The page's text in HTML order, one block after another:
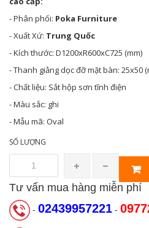
- Phân phối: Poka Furniture
- Xuất Xứ: Trung Quốc
- Kích thước: D1200xR600xC725 (mm)
- Thanh giằng dọc đỡ mặt bàn: 25x50
- Chất liệu: Sắt hộp sơn tĩnh điện
- Màu sắc: ghi
- Mẫu mã: Oval
SỐ LƯỢNG
Tư vấn mua hàng miễn phí
- 02439957221 -